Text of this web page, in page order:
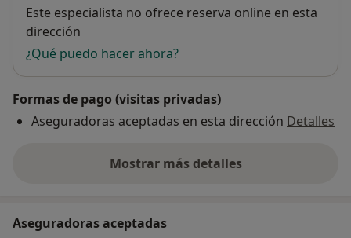
Disponibilidad
Este especialista no ofrece reserva online en esta
dirección
¿Qué puedo hacer ahora?
Formas de pago (visitas privadas)
Aseguradoras aceptadas en esta dirección Detalles
Mostrar más detalles
sobre la dirección
Aseguradoras aceptadas